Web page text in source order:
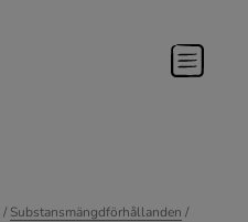
/Substansmängdförhållanden /